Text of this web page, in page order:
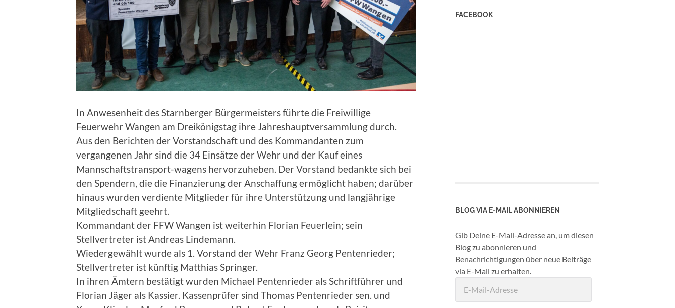
In Anwesenheit des Starnberger Bürgermeisters führte die Freiwillige
Feuerwehr Wangen am Dreikönigstag ihre Jahreshauptversammlung durch.
Aus den Berichten der Vorstandschaft und des Kommandanten zum
vergangenen Jahr sind die 34 Einsätze der Wehr und der Kauf eines
Mannschaftstransport-wagens hervorzuheben. Der Vorstand bedankte sich bei
den Spendern, die die Finanzierung der Anschaffung ermöglicht haben; darüber
hinaus wurden verdiente Mitglieder für ihre Unterstützung und langjährige
Mitgliedschaft geehrt.
Kommandant der FFW Wangen ist weiterhin Florian Feuerlein; sein
Stellvertreter ist Andreas Lindemann.
Wiedergewählt wurde als 1. Vorstand der Wehr Franz Georg Pentenrieder;
Stellvertreter ist künftig Matthias Springer.
In ihren Ämtern bestätigt wurden Michael Pentenrieder als Schriftführer und
Florian Jäger als Kassier. Kassenprüfer sind Thomas Pentenrieder sen. und
FACEBOOK
BLOG VIA E-MAIL ABONNIEREN
Gib Deine E-Mail-Adresse an, um diesen
Blog zu abonnieren und
Benachrichtigungen über neue Beiträge
via E-Mail zu erhalten.
Mail-